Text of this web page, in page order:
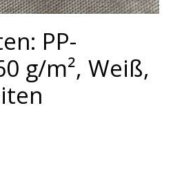
PP-
g/m², Weiß,